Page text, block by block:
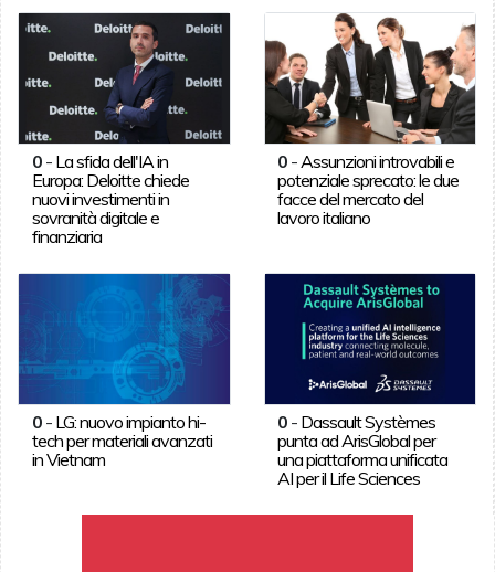
0- La sfida dell'IA in
Europa: Deloitte chiede
nuovi investimenti in
sovranità digitale e
finanziaria
0 - Assunzioni introvabili e
potenziale sprecato: le due
facce del mercato del
lavoro italiano
0- LG: nuovo impianto hi-
tech per materiali avanzati
in Vietnam
0 - Dassault Systèmes
punta ad ArisGlobal per
una piattaforma unificata
AI per il Life Sciences